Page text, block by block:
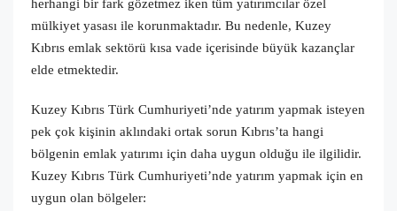
herhangi bir fark gözetmez iken tüm yatırımcılar özel
mülkiyet yasası ile korunmaktadır. Bu nedenle, Kuzey
Kıbrıs emlak sektörü kısa vade içerisinde büyük kazançlar
elde etmektedir.
Kuzey Kıbrıs Türk Cumhuriyeti’nde yatırım yapmak isteyen
pek çok kişinin aklındaki ortak sorun Kıbrıs’ta hangi
bölgenin emlak yatırımı için daha uygun olduğu ile ilgilidir.
Kuzey Kıbrıs Türk Cumhuriyeti’nde yatırım yapmak için en
uygun olan bölgeler: